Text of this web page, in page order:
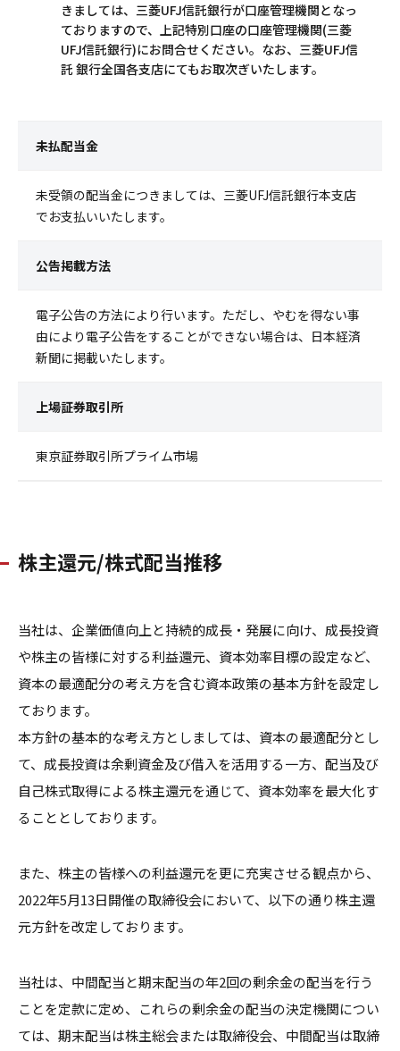
きましては、三菱UFJ信託銀行が口座管理機関となっ
ておりますので、上記特別口座の口座管理機関(三菱
UFJ信託銀行)にお問合せください。なお、三菱UFJ信
託 銀行全国各支店にてもお取次ぎいたします。
未払配当金
未受領の配当金につきましては、三菱UFJ信託銀行本支店
でお支払いいたします。
公告掲載方法
電子公告の方法により行います。ただし、やむを得ない事
由により電子公告をすることができない場合は、日本経済
新聞に掲載いたします。
上場証券取引所
東京証券取引所プライム市場
株主還元/株式配当推移
当社は、企業価値向上と持続的成長・発展に向け、成長投資
や株主の皆様に対する利益還元、資本効率目標の設定など、
資本の最適配分の考え方を含む資本政策の基本方針を設定し
ております。
本方針の基本的な考え方としましては、資本の最適配分とし
て、成長投資は余剰資金及び借入を活用する一方、配当及び
自己株式取得による株主還元を通じて、資本効率を最大化す
ることとしております。
また、株主の皆様への利益還元を更に充実させる観点から、
2022年5月13日開催の取締役会において、以下の通り株主還
元方針を改定しております。
当社は、中間配当と期末配当の年2回の剰余金の配当を行う
ことを定款に定め、これらの剰余金の配当の決定機関につい
ては、期末配当は株主総会または取締役会、中間配当は取締